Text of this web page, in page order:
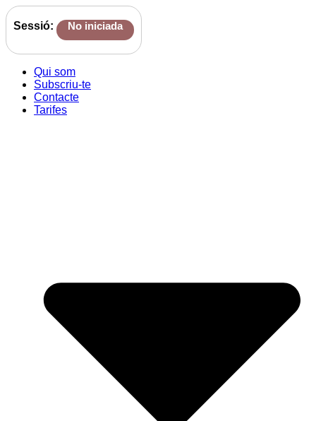
Sessió: No iniciada
Qui som
Subscriu-te
Contacte
Tarifes